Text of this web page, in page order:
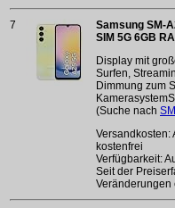
7
Samsung SM-
SIM 5G 6GB
Display mit
Surfen,
Dimmung zum
(Suche nach
Versandkosten:
kostenfrei
Verfügbarkeit:
Seit der
Veränderungen